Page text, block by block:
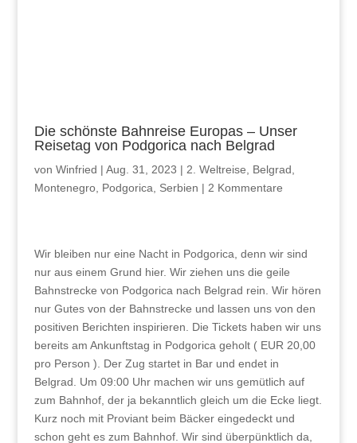
Die schönste Bahnreise Europas – Unser
Reisetag von Podgorica nach Belgrad
von Winfried | Aug. 31, 2023 | 2. Weltreise Belgrad
Montenegro, Podgorica Serbien | 2 Kommentare
Wir bleiben nur eine Nacht in Podgorica, denn wir sind
nur aus einem Grund hier. Wir ziehen uns die geile
Bahnstrecke von Podgorica nach Belgrad rein. Wir hören
nur Gutes von der Bahnstrecke und lassen uns von den
positiven Berichten inspirieren. Die Tickets haben wir uns
bereits am Ankunftstag in Podgorica geholt ( EUR 20,00
pro Person ). Der Zug startet in Bar und endet in
Belgrad. Um 09:00 Uhr machen wir uns gemütlich auf
zum Bahnhof, der ja bekanntlich gleich um die Ecke liegt.
Kurz noch mit Proviant beim Bäcker eingedeckt und
schon geht es zum Bahnhof. Wir sind überpünktlich da,